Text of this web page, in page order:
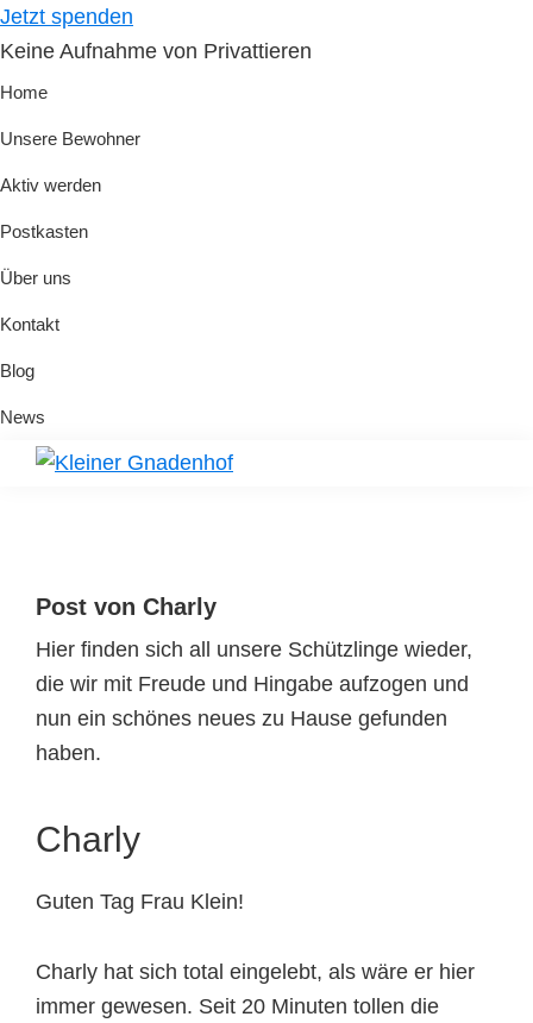
Skip
to
primary
Skip
to
main
Jetzt spenden
Keine Aufnahme von Privattieren
Home
Unsere Bewohner
Aktiv werden
Postkasten
Über uns
Kontakt
Blog
News
Post von Charly
Hier finden sich all unsere Schützlinge wieder,
die wir mit Freude und Hingabe aufzogen und
nun ein schönes neues zu Hause gefunden
haben.
Charly
Guten Tag Frau Klein!
Charly hat sich total eingelebt, als wäre er hier
immer gewesen. Seit 20 Minuten tollen die